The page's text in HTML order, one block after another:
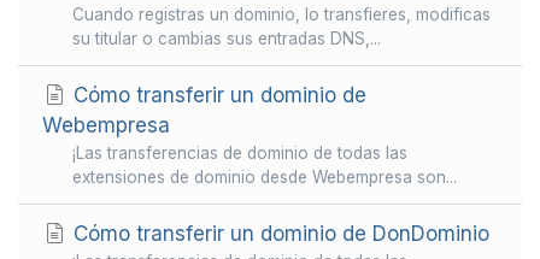
Cuando registras un dominio, lo transfieres, modificas
su titular o cambias sus entradas DNS,...
Cómo transferir un dominio de
Webempresa
¡Las transferencias de dominio de todas las
extensiones de dominio desde Webempresa son...
Cómo transferir un dominio de DonDominio